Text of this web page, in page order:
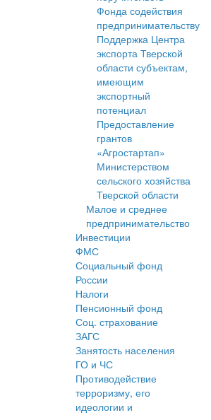
Фонда содействия
предпринимательству
Поддержка Центра
экспорта Тверской
области субъектам,
имеющим
экспортный
потенциал
Предоставление
грантов
«Агростартап»
Министерством
сельского хозяйства
Тверской области
Малое и среднее
предпринимательство
Инвестиции
ФМС
Социальный фонд
России
Налоги
Пенсионный фонд
Соц. страхование
ЗАГС
Занятость населения
ГО и ЧС
Противодействие
терроризму, его
идеологии и